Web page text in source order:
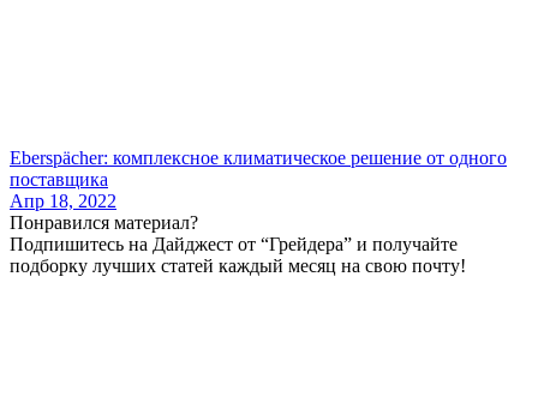
Eberspächer: комплексное климатическое решение от одного
поставщика
Апр 18, 2022
Понравился материал?
Подпишитесь на Дайджест от “Грейдера” и получайте
подборку лучших статей каждый месяц на свою почту!